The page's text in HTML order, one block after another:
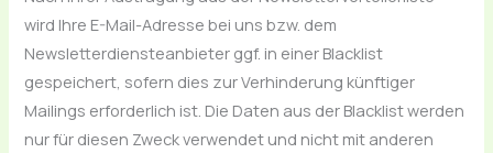
wird Ihre E-Mail-Adresse bei uns bzw. dem
Newsletterdiensteanbieter ggf. in einer Blacklist
gespeichert, sofern dies zur Verhinderung künftiger
Mailings erforderlich ist. Die Daten aus der Blacklist werden
nur für diesen Zweck verwendet und nicht mit anderen